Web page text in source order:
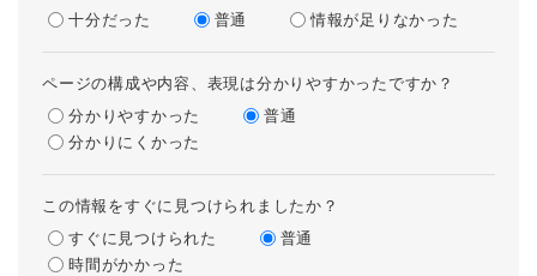
十分だった
普通 情報が足りなかった
ページの構成や内容、表現は分かりやすかったですか？
分かりやすかった
普通
分かりにくかった
この情報をすぐに見つけられましたか？
すぐに見つけられた
普通
時間がかかった